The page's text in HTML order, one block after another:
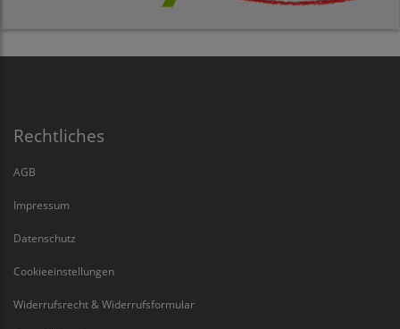
Rechtliches
AGB
Impressum
Datenschutz
Cookieeinstellungen
Widerrufsrecht & Widerrufsformular